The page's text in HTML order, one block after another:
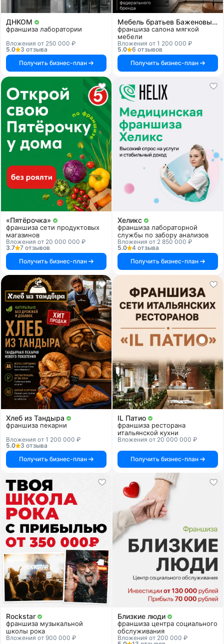
ДНКОМ
франшиза лаборатории
Вложения от 250 000 ₽
5.0
3 отзыва
Получить бизнес-план
Мебель братьев Баженовых
франшиза салона мягкой
мебели
Вложения от 1 200 000 ₽
5.0
6 отзывов
Получить бизнес-план
«Пятёрочка»
франшиза сети продуктовых
магазинов
Вложения от 20 000 000 ₽
3.7
7 отзывов
Получить бизнес-план
Хеликс
франшиза лабораторной
службы по забору анализов
Вложения от 2 850 000 ₽
5.0
4 отзыва
Получить бизнес-план
Хлеб из Тандыра
франшиза пекарни
Вложения от 1 200 000 ₽
5.0
3 отзыва
Получить бизнес-план
IL Патио
франшиза ресторана
итальянской кухни
Вложения от 20 000 000 ₽
Получить бизнес-план
Rockstar
франшиза музыкальной
школы рока
Вложения от 900 000 ₽
Близкие люди
франшиза центра социального
обслуживания
Вложения от 200 000 ₽